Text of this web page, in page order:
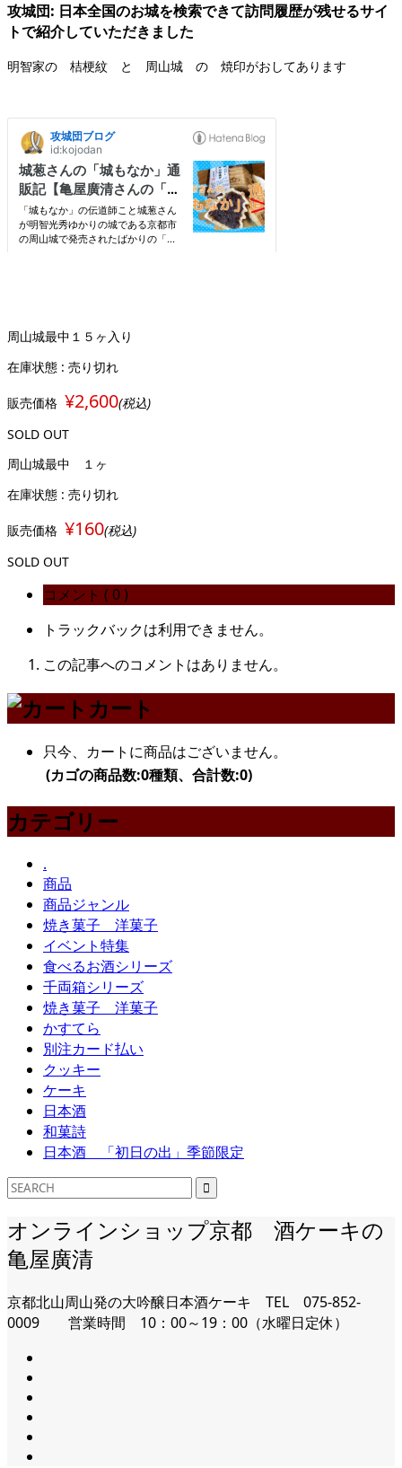
攻城団: 日本全国のお城を検索できて訪問履歴が残せるサイ
トで紹介していただきました
明智家の 桔梗紋 と 周山城 の 焼印がおしてあります
周山城最中１５ヶ入り
在庫状態 : 売り切れ
販売価格 ¥2,600(税込)
SOLD OUT
周山城最中 １ヶ
在庫状態 : 売り切れ
販売価格 ¥160(税込)
SOLD OUT
コメント ( 0 )
トラックバックは利用できません。
この記事へのコメントはありません。
カート
只今、カートに商品はございません。
(カゴの商品数:0種類、合計数:0)
カテゴリー
.
商品
商品ジャンル
焼き菓子 洋菓子
イベント特集
食べるお酒シリーズ
千両箱シリーズ
焼き菓子 洋菓子
かすてら
別注カード払い
クッキー
ケーキ
日本酒
和菓詩
日本酒 「初日の出」季節限定
オンラインショップ京都 酒ケーキの
亀屋廣清
京都北山周山発の大吟醸日本酒ケーキ TEL 075-852-
0009 営業時間 10：00～19：00（水曜日定休）